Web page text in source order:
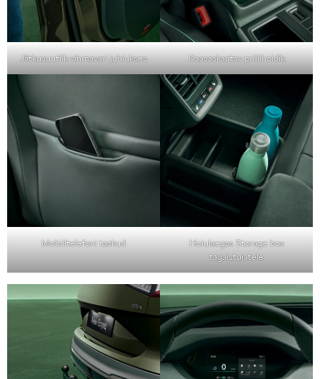
Jätkusuutlik vihmavari juhiukses Kaasaskantav prillihoidik
Mobiiltelefoni taskud
Hoiulaegas Storage box
tagaistujatele